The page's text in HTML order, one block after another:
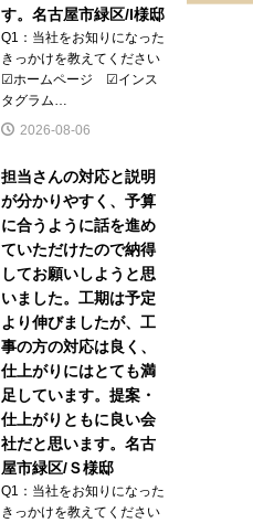
す。名古屋市緑区/I様邸
Q1：当社をお知りになった
きっかけを教えてください
☑ホームページ ☑インス
タグラム…
2026-08-06
担当さんの対応と説明
が分かりやすく、予算
に合うように話を進め
ていただけたので納得
してお願いしようと思
いました。工期は予定
より伸びましたが、工
事の方の対応は良く、
仕上がりにはとても満
足しています。提案・
仕上がりともに良い会
社だと思います。名古
屋市緑区/Ｓ様邸
Q1：当社をお知りになった
きっかけを教えてください